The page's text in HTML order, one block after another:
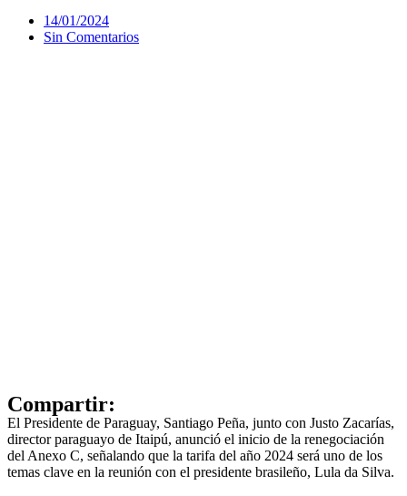
14/01/2024
Sin Comentarios
Compartir:
El Presidente de Paraguay, Santiago Peña, junto con Justo Zacarías,
director paraguayo de Itaipú, anunció el inicio de la renegociación
del Anexo C, señalando que la tarifa del año 2024 será uno de los
temas clave en la reunión con el presidente brasileño, Lula da Silva.